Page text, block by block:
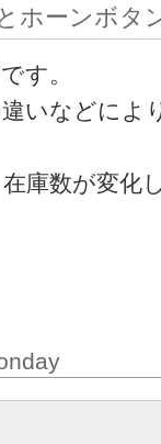
ホーンボタ
す。
いなどによ
庫数が変化